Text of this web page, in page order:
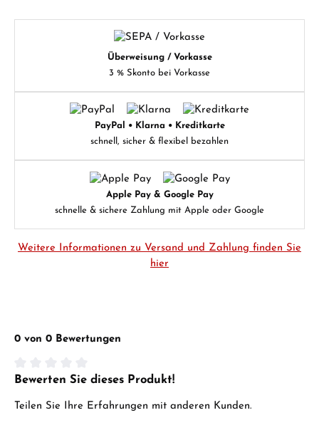
Überweisung / Vorkasse
3 % Skonto bei Vorkasse
PayPal • Klarna • Kreditkarte
schnell, sicher & flexibel bezahlen
Apple Pay & Google Pay
schnelle & sichere Zahlung mit Apple oder Google
Weitere Informationen zu Versand und Zahlung finden Sie
hier
0 von 0 Bewertungen
Durchschnittliche Bewertung von 0 von 5 Sternen
Bewerten Sie dieses Produkt!
Teilen Sie Ihre Erfahrungen mit anderen Kunden.